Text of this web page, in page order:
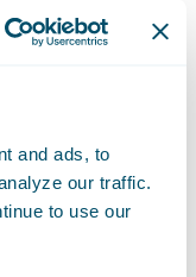
and ads, to
our traffic.
to use our
des
vie,
en
et des